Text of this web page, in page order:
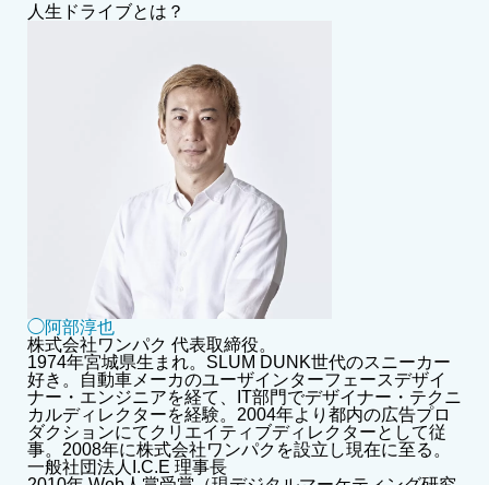
人生ドライブとは？
◯阿部淳也
株式会社ワンパク 代表取締役。
1974年宮城県生まれ。SLUM DUNK世代のスニーカー
好き。自動車メーカのユーザインターフェースデザイ
ナー・エンジニアを経て、IT部門でデザイナー・テクニ
カルディレクターを経験。2004年より都内の広告プロ
ダクションにてクリエイティブディレクターとして従
事。2008年に株式会社ワンパクを設立し現在に至る。
一般社団法人I.C.E 理事長